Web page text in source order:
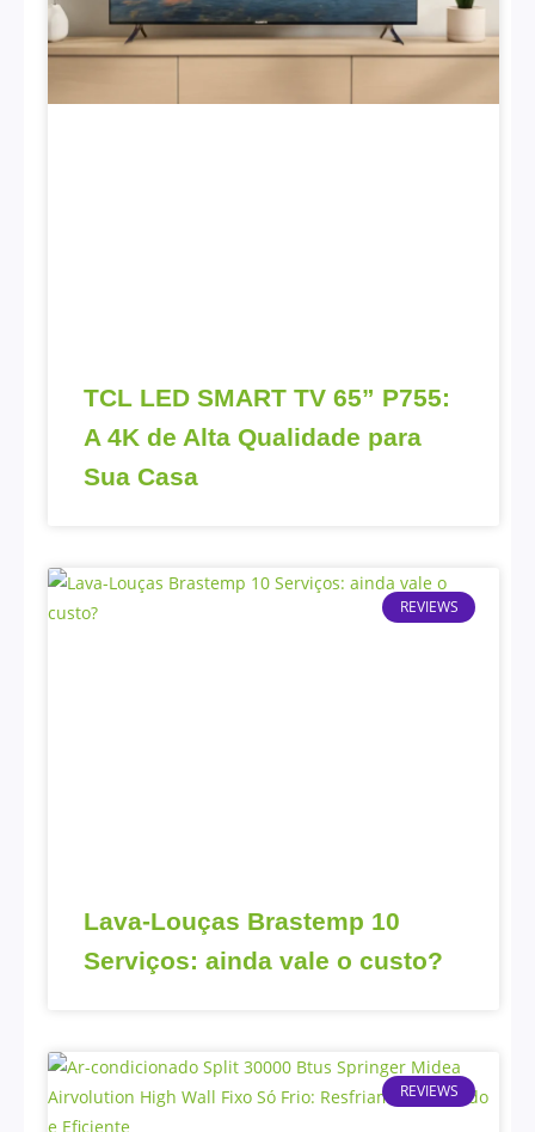
TCL LED SMART TV 65” P755:
A 4K de Alta Qualidade para
Sua Casa
REVIEWS
Lava-Louças Brastemp 10
Serviços: ainda vale o custo?
REVIEWS